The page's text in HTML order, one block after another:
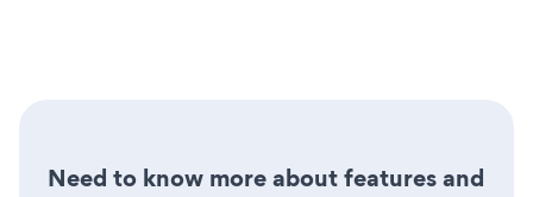
Need to know more about features and